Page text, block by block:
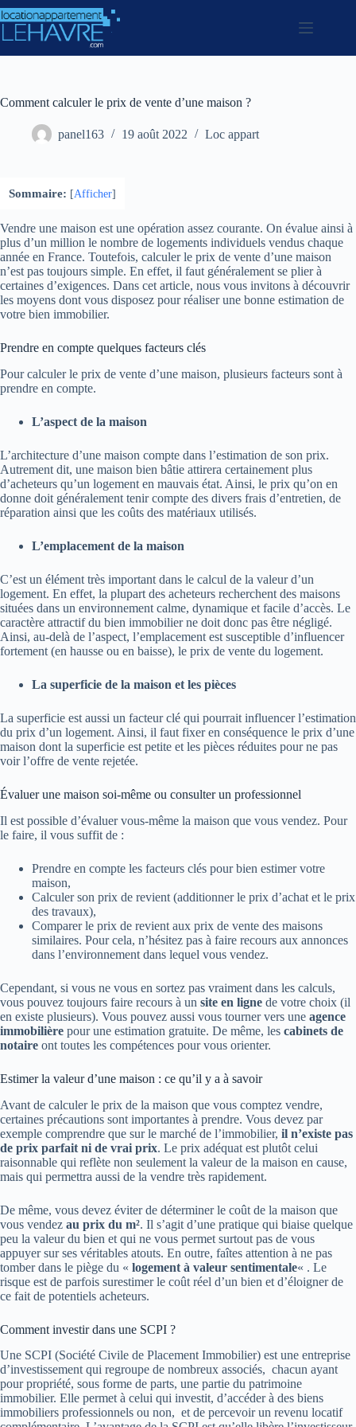
Passer
au
contenu
Comment calculer le prix de vente d’une maison ?
panel163 19 août 2022 Loc appart
Sommaire: [Afficher]
Vendre une maison est une opération assez courante. On évalue ainsi à
plus d’un million le nombre de logements individuels vendus chaque
année en France. Toutefois, calculer le prix de vente d’une maison
n’est pas toujours simple. En effet, il faut généralement se plier à
certaines d’exigences. Dans cet article, nous vous invitons à découvrir
les moyens dont vous disposez pour réaliser une bonne estimation de
votre bien immobilier.
Prendre en compte quelques facteurs clés
Pour calculer le prix de vente d’une maison, plusieurs facteurs sont à
prendre en compte.
L’aspect de la maison
L’architecture d’une maison compte dans l’estimation de son prix.
Autrement dit, une maison bien bâtie attirera certainement plus
d’acheteurs qu’un logement en mauvais état. Ainsi, le prix qu’on en
donne doit généralement tenir compte des divers frais d’entretien, de
réparation ainsi que les coûts des matériaux utilisés.
L’emplacement de la maison
C’est un élément très important dans le calcul de la valeur d’un
logement. En effet, la plupart des acheteurs recherchent des maisons
situées dans un environnement calme, dynamique et facile d’accès. Le
caractère attractif du bien immobilier ne doit donc pas être négligé.
Ainsi, au-delà de l’aspect, l’emplacement est susceptible d’influencer
fortement (en hausse ou en baisse), le prix de vente du logement.
La superficie de la maison et les pièces
La superficie est aussi un facteur clé qui pourrait influencer l’estimation
du prix d’un logement. Ainsi, il faut fixer en conséquence le prix d’une
maison dont la superficie est petite et les pièces réduites pour ne pas
voir l’offre de vente rejetée.
Évaluer une maison soi-même ou consulter un professionnel
Il est possible d’évaluer vous-même la maison que vous vendez. Pour
le faire, il vous suffit de :
Prendre en compte les facteurs clés pour bien estimer votre
maison,
Calculer son prix de revient (additionner le prix d’achat et le prix
des travaux),
Comparer le prix de revient aux prix de vente des maisons
similaires. Pour cela, n’hésitez pas à faire recours aux annonces
dans l’environnement dans lequel vous vendez.
Cependant, si vous ne vous en sortez pas vraiment dans les calculs,
vous pouvez toujours faire recours à un site en ligne de votre choix (il
en existe plusieurs). Vous pouvez aussi vous tourner vers une agence
immobilière pour une estimation gratuite. De même, les cabinets de
notaire ont toutes les compétences pour vous orienter.
Estimer la valeur d’une maison : ce qu’il y a à savoir
Avant de calculer le prix de la maison que vous comptez vendre,
certaines précautions sont importantes à prendre. Vous devez par
exemple comprendre que sur le marché de l’immobilier, il n’existe pas
de prix parfait ni de vrai prix. Le prix adéquat est plutôt celui
raisonnable qui reflète non seulement la valeur de la maison en cause,
mais qui permettra aussi de la vendre très rapidement.
De même, vous devez éviter de déterminer le coût de la maison que
vous vendez au prix du m². Il s’agit d’une pratique qui biaise quelque
peu la valeur du bien et qui ne vous permet surtout pas de vous
appuyer sur ses véritables atouts. En outre, faîtes attention à ne pas
tomber dans le piège du « logement à valeur sentimentale« . Le
risque est de parfois surestimer le coût réel d’un bien et d’éloigner de
ce fait de potentiels acheteurs.
Comment investir dans une SCPI ?
Une SCPI (Société Civile de Placement Immobilier) est une entreprise
d’investissement qui regroupe de nombreux associés, chacun ayant
pour propriété, sous forme de parts, une partie du patrimoine
immobilier. Elle permet à celui qui investit, d’accéder à des biens
immobiliers professionnels ou non, et de percevoir un revenu locatif